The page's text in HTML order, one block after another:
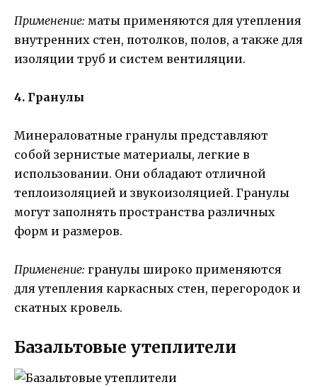
Применение: маты применяются для утепления
внутренних стен, потолков, полов, а также для
изоляции труб и систем вентиляции.
4. Гранулы
Минераловатные гранулы представляют
собой зернистые материалы, легкие в
использовании. Они обладают отличной
теплоизоляцией и звукоизоляцией. Гранулы
могут заполнять пространства различных
форм и размеров.
Применение: гранулы широко применяются
для утепления каркасных стен, перегородок и
скатных кровель.
Базальтовые утеплители